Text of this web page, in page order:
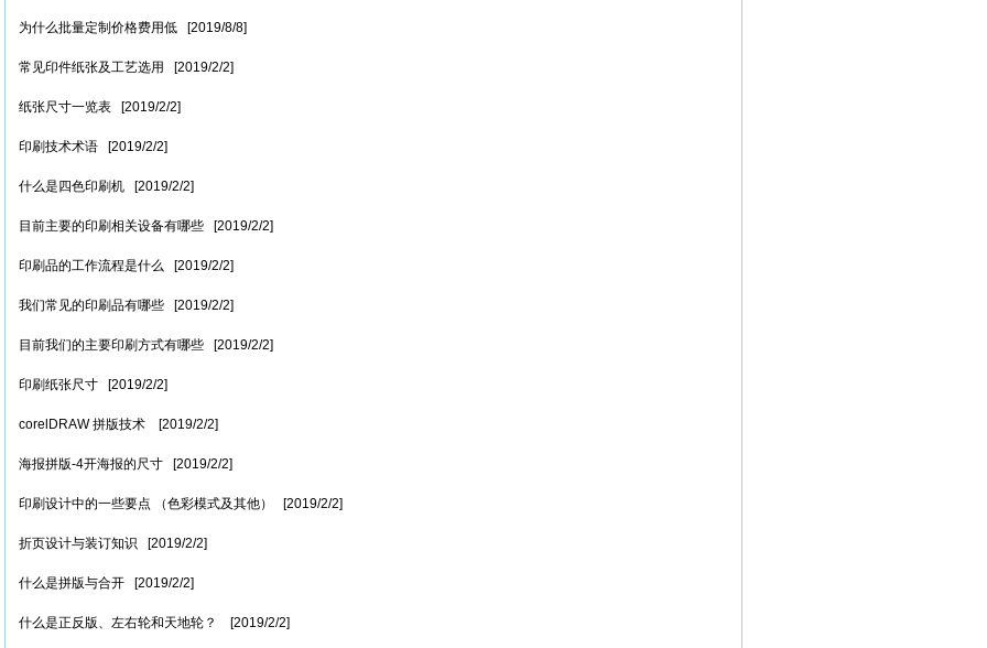
为什么批量定制价格费用低 [2019/8/8]
常见印件纸张及工艺选用 [2019/2/2]
纸张尺寸一览表 [2019/2/2]
印刷技术术语 [2019/2/2]
什么是四色印刷机 [2019/2/2]
目前主要的印刷相关设备有哪些 [2019/2/2]
印刷品的工作流程是什么 [2019/2/2]
我们常见的印刷品有哪些 [2019/2/2]
目前我们的主要印刷方式有哪些 [2019/2/2]
印刷纸张尺寸 [2019/2/2]
corelDRAW 拼版技术 [2019/2/2]
海报拼版-4开海报的尺寸 [2019/2/2]
印刷设计中的一些要点 （色彩模式及其他） [2019/2/2]
折页设计与装订知识 [2019/2/2]
什么是拼版与合开 [2019/2/2]
什么是正反版、左右轮和天地轮？ [2019/2/2]